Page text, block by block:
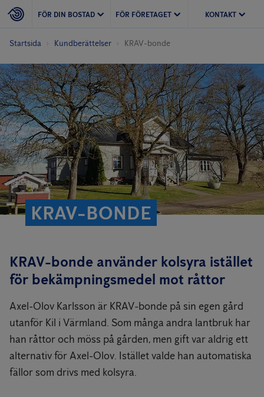
FÖR DIN BOSTAD FÖR FÖRETAGET KONTAKT
Startsida Kundberättelser KRAV-bonde
KRAV-BONDE
KRAV-bonde använder kolsyra istället
för bekämpningsmedel mot råttor
Axel-Olov Karlsson är KRAV-bonde på sin egen gård
utanför Kil i Värmland. Som många andra lantbruk har
han råttor och möss på gården, men gift var aldrig ett
alternativ för Axel-Olov. Istället valde han automatiska
fällor som drivs med kolsyra.